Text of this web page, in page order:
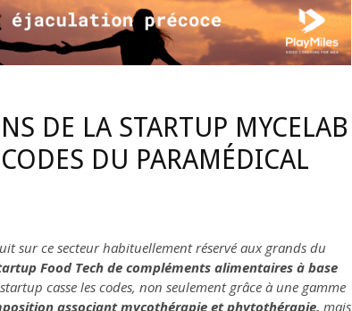
DE LA STARTUP MYCELAB
DU PARAMÉDICAL
sur ce secteur habituellement réservé aux grands du
Food Tech de compléments alimentaires à base
casse les codes, non seulement grâce à une gamme
associant mycothérapie et phytothérapie, mais